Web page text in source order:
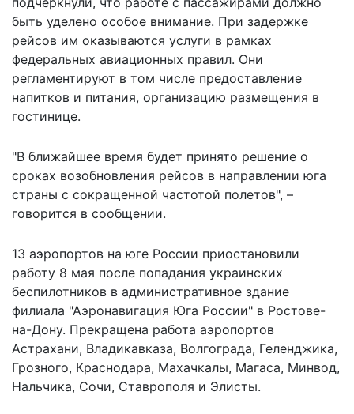
быть уделено особое внимание. При задержке
рейсов им оказываются услуги в рамках
федеральных авиационных правил. Они
регламентируют в том числе предоставление
напитков и питания, организацию размещения в
гостинице.
"В ближайшее время будет принято решение о
сроках возобновления рейсов в направлении юга
страны с сокращенной частотой полетов", –
говорится в сообщении.
13 аэропортов на юге России приостановили
работу 8 мая после попадания украинских
беспилотников в административное здание
филиала "Аэронавигация Юга России" в Ростове-
на-Дону. Прекращена работа аэропортов
Астрахани, Владикавказа, Волгограда, Геленджика,
Грозного, Краснодара, Махачкалы, Магаса, Минвод,
Нальчика, Сочи, Ставрополя и Элисты.